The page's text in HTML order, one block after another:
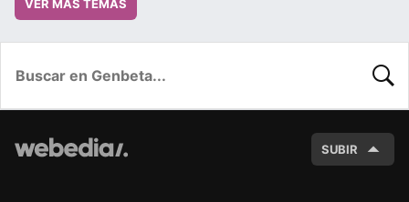
VER MÁS TEMAS
SUBIR